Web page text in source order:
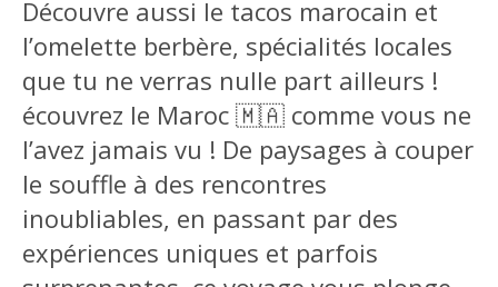
Découvre aussi le tacos marocain et
l’omelette berbère, spécialités locales
que tu ne verras nulle part ailleurs !
écouvrez le Maroc 🇲🇦 comme vous ne
l’avez jamais vu ! De paysages à couper
le souffle à des rencontres
inoubliables, en passant par des
expériences uniques et parfois